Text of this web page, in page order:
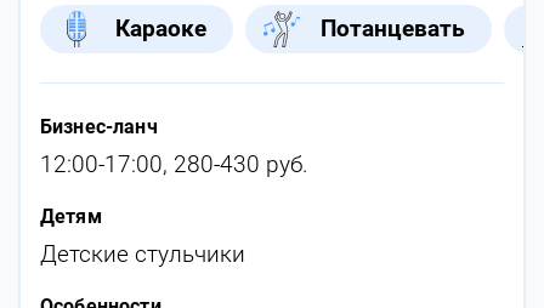
Караоке Потанцевать
Бизнес-ланч
12:00-17:00, 280-430 руб.
Детям
Детские стульчики